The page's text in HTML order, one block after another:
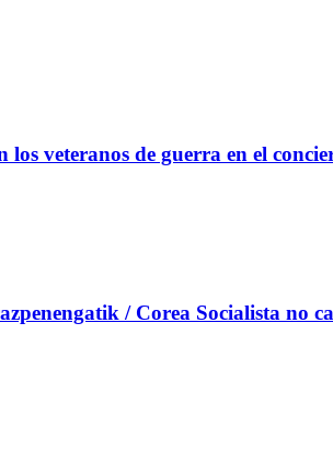
veteranos de guerra en el
/ Corea Socialista no